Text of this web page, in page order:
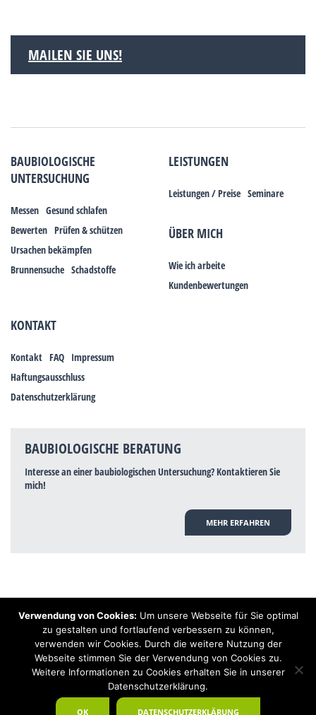
MAILEN SIE UNS!
BAUBIOLOGISCHE
UNTERSUCHUNG
Messen Gesund schlafen
Bewerten Prüfen & schützen
Ursachen bekämpfen
Brunnensuche Schadstoffe
LEISTUNGEN
Leistungen / Preise Seminare
ÜBER MICH
Wie ich arbeite
Kundenbewertungen
KONTAKT
Kontakt FAQ Impressum
Haftungsausschluss
Datenschutzerklärung
BAUBIOLOGISCHE BERATUNG
Interesse an einer baubiologischen Untersuchung? Kontaktieren Sie
mich!
MEHR ERFAHREN
Hinweis: Trotz zahlreicher Studien, die einen Zusammenhang zwischen
Elektrosmog und gesundheitlichen Problemen aufzeigen, ist es von der
praktischen Schulmedizin bisher wissenschaftlich nicht anerkannt, dass
Elektrosmog und Erdstrahlen gesundheitliche Auswirkungen haben können.
Ähnliches galt auch über Jahrzehnte für die Akkupunktur und die
Homöopathie. Sie suchen einen Baubiologen? Baubiologe Baldermnn - Ihr
Spezialist für gesunden Schlaf!
Verwendung von Cookies: Um unsere Webseite für Sie optimal
zu gestalten und fortlaufend verbessern zu können,
verwenden wir Cookies. Durch die weitere Nutzung der
Webseite stimmen Sie der Verwendung von Cookies zu.
Weitere Informationen zu Cookies erhalten Sie in unserer
Datenschutzerklärung.
OK DATENSCHUTZERKLÄRUNG